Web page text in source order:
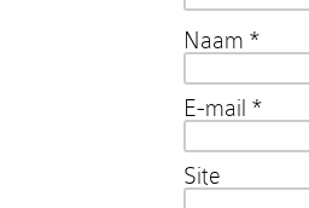
Naam *
E-mail *
Site